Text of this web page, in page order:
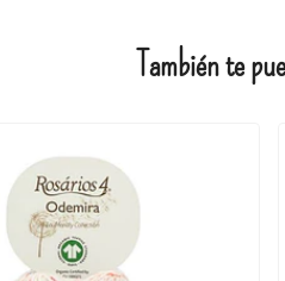
También te